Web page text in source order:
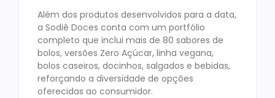
Além dos produtos desenvolvidos para a data,
a Sodiê Doces conta com um portfólio
completo que inclui mais de 80 sabores de
bolos, versões Zero Açúcar, linha vegana,
bolos caseiros, docinhos, salgados e bebidas,
reforçando a diversidade de opções
oferecidas ao consumidor.